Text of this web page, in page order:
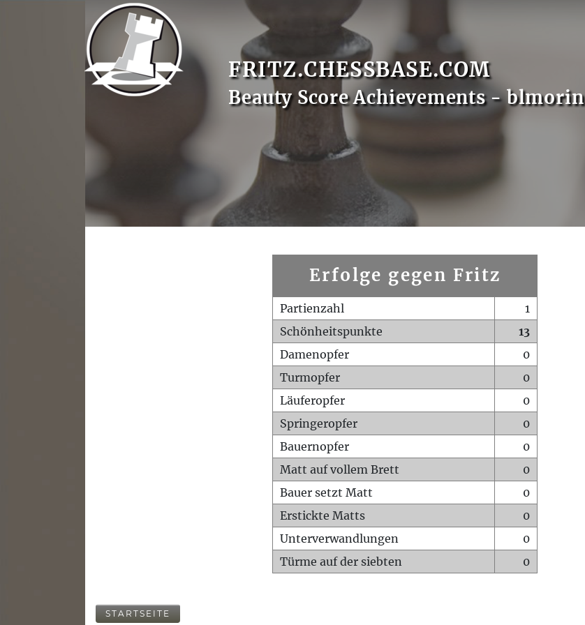
FRITZ.CHESSBASE.COM
Beauty Score Achievements - blmorin
Erfolge gegen Fritz
Partienzahl
1
Schönheitspunkte
13
Damenopfer
0
Turmopfer
0
Läuferopfer
0
Springeropfer
0
Bauernopfer
0
Matt auf vollem Brett
0
Bauer setzt Matt
0
Erstickte Matts
0
Unterverwandlungen
0
Türme auf der siebten
0
STARTSEITE